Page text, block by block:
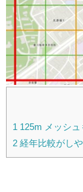
1 125m メッシ
2 経年比較がし